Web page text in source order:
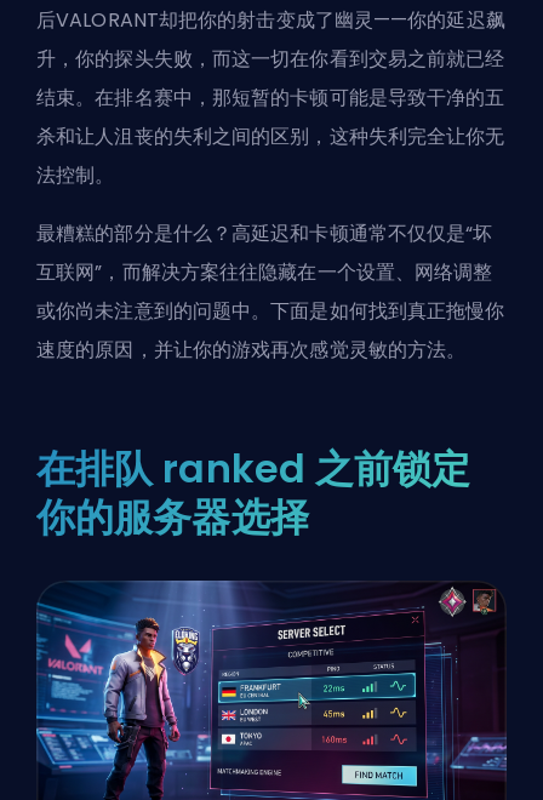
后VALORANT却把你的射击变成了幽灵——你的延迟飙
升，你的探头失败，而这一切在你看到交易之前就已经
结束。在排名赛中，那短暂的卡顿可能是导致干净的五
杀和让人沮丧的失利之间的区别，这种失利完全让你无
法控制。
最糟糕的部分是什么？高延迟和卡顿通常不仅仅是“坏
互联网”，而解决方案往往隐藏在一个设置、网络调整
或你尚未注意到的问题中。下面是如何找到真正拖慢你
速度的原因，并让你的游戏再次感觉灵敏的方法。
在排队 ranked 之前锁定
你的服务器选择